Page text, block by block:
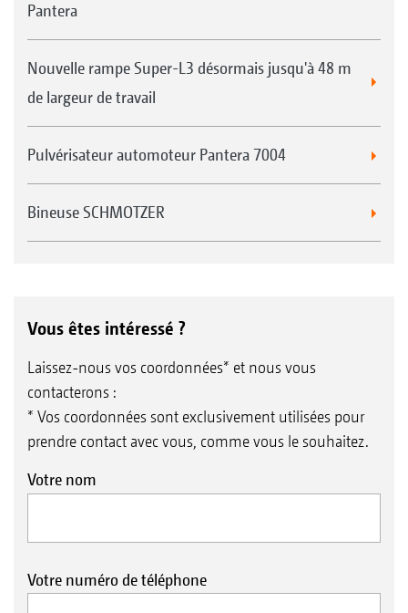
Pantera
Nouvelle rampe Super-L3 désormais jusqu'à 48 m
de largeur de travail
Pulvérisateur automoteur Pantera 7004
Bineuse SCHMOTZER
Vous êtes intéressé ?
Laissez-nous vos coordonnées* et nous vous
contacterons :
* Vos coordonnées sont exclusivement utilisées pour
prendre contact avec vous, comme vous le souhaitez.
Votre nom
Votre numéro de téléphone